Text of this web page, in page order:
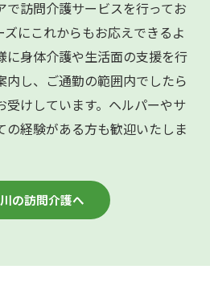
で訪問介護サービスを行ってお
ズにこれからもお応えできるよ
に身体介護や生活面の支援を行
内し、ご通勤の範囲内でしたら
けしています。ヘルパーやサ
の経験がある方も歓迎いたしま
の訪問介護へ